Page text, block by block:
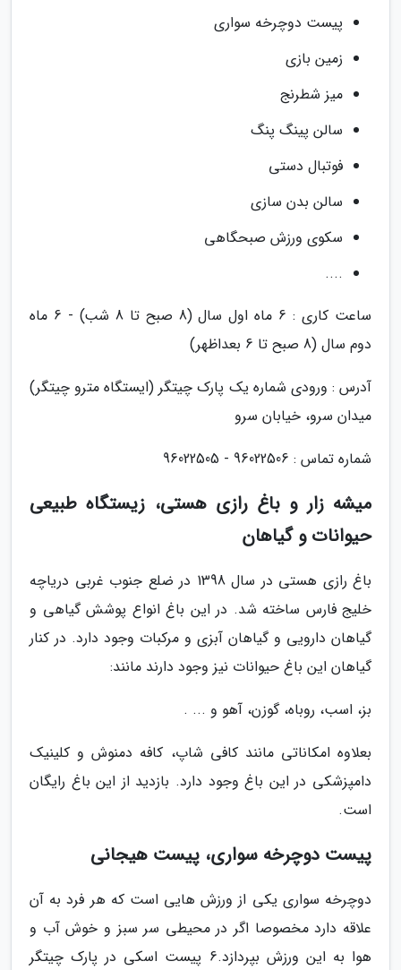
پیست دوچرخه سواری
زمین بازی
میز شطرنج
سالن پینگ پنگ
فوتبال دستی
سالن بدن سازی
سکوی ورزش صبحگاهی
....
ساعت کاری : 6 ماه اول سال (8 صبح تا 8 شب) - 6 ماه
دوم سال (8 صبح تا 6 بعداظهر)
آدرس : ورودی شماره یک پارک چیتگر (ایستگاه مترو چیتگر)
میدان سرو، خیابان سرو
شماره تماس : 96022506 - 96022505
میشه زار و باغ رازی هستی، زیستگاه طبیعی
حیوانات و گیاهان
باغ رازی هستی در سال 1398 در ضلع جنوب غربی دریاچه
خلیج فارس ساخته شد. در این باغ انواع پوشش گیاهی و
گیاهان دارویی و گیاهان آبزی و مرکبات وجود دارد. در کنار
گیاهان این باغ حیوانات نیز وجود دارند مانند:
بز، اسب، روباه، گوزن، آهو و ... .
بعلاوه امکاناتی مانند کافی شاپ، کافه دمنوش و کلینیک
دامپزشکی در این باغ وجود دارد. بازدید از این باغ رایگان
است.
پیست دوچرخه سواری، پیست هیجانی
دوچرخه سواری یکی از ورزش هایی است که هر فرد به آن
علاقه دارد مخصوصا اگر در محیطی سر سبز و خوش آب و
هوا به این ورزش بپردازد.6 پیست اسکی در پارک چیتگر